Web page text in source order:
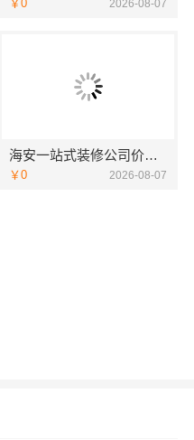
￥0 2026-08-07
海安一站式装修公司价格-南通宏域全宅装饰建材有限公司报价
￥0 2026-08-07